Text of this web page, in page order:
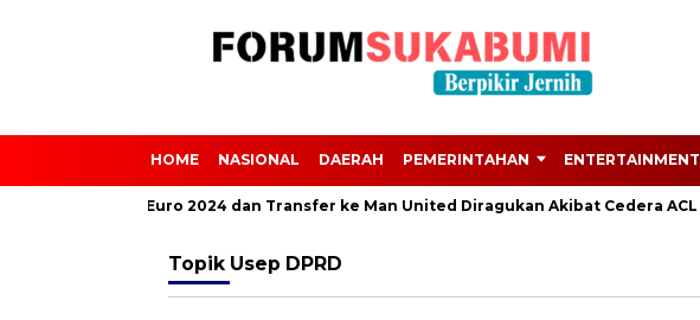
HOME NASIONAL DAERAH PEMERINTAHAN ENTERTAINMENT
Absen dari Euro 2024 dan Transfer ke Man United Diragukan Akibat Cedera ACL
Topik Usep DPRD